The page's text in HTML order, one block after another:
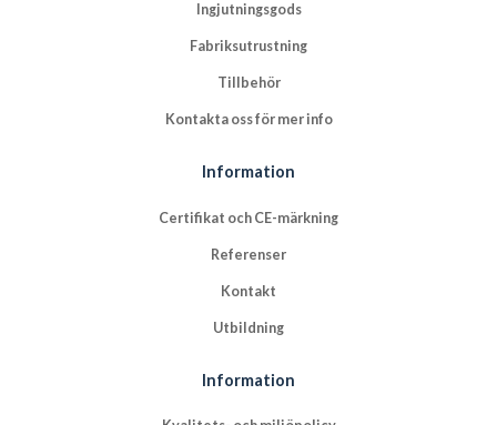
Ingjutningsgods
Fabriksutrustning
Tillbehör
Kontakta oss för mer info
Information
Certifikat och CE-märkning
Referenser
Kontakt
Utbildning
Information